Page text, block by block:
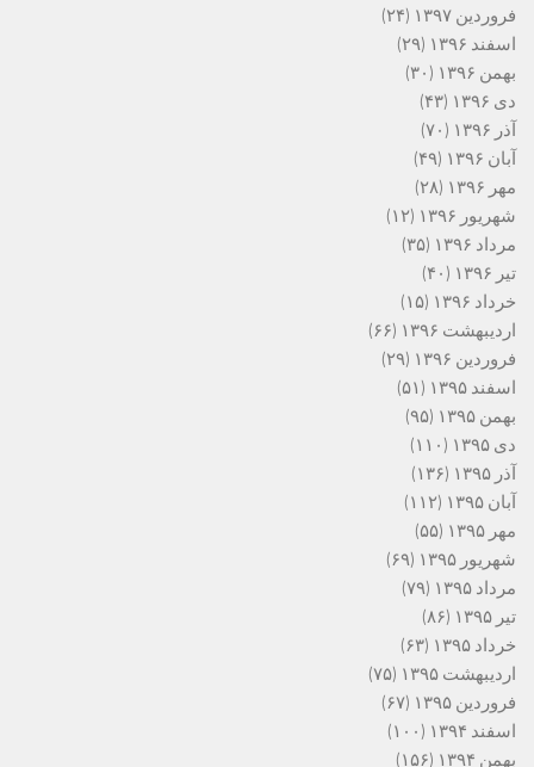
فروردین ۱۳۹۷
(۲۴)
اسفند ۱۳۹۶
(۲۹)
بهمن ۱۳۹۶
(۳۰)
دی ۱۳۹۶
(۴۳)
آذر ۱۳۹۶
(۷۰)
آبان ۱۳۹۶
(۴۹)
مهر ۱۳۹۶
(۲۸)
شهریور ۱۳۹۶
(۱۲)
مرداد ۱۳۹۶
(۳۵)
تیر ۱۳۹۶
(۴۰)
خرداد ۱۳۹۶
(۱۵)
اردیبهشت ۱۳۹۶
(۶۶)
فروردین ۱۳۹۶
(۲۹)
اسفند ۱۳۹۵
(۵۱)
بهمن ۱۳۹۵
(۹۵)
دی ۱۳۹۵
(۱۱۰)
آذر ۱۳۹۵
(۱۳۶)
آبان ۱۳۹۵
(۱۱۲)
مهر ۱۳۹۵
(۵۵)
شهریور ۱۳۹۵
(۶۹)
مرداد ۱۳۹۵
(۷۹)
تیر ۱۳۹۵
(۸۶)
خرداد ۱۳۹۵
(۶۳)
اردیبهشت ۱۳۹۵
(۷۵)
فروردین ۱۳۹۵
(۶۷)
اسفند ۱۳۹۴
(۱۰۰)
بهمن ۱۳۹۴
(۱۵۶)